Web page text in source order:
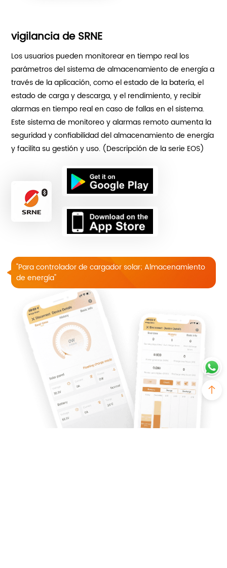
"Para controlador de cargador solar; Almacenamiento
de energía"
vigilancia de SRNE
Los usuarios pueden monitorear en tiempo real los
parámetros del sistema de almacenamiento de energía a
través de la aplicación, como el estado de la batería, el
estado de carga y descarga, y el rendimiento, y recibir
alarmas en tiempo real en caso de fallas en el sistema.
Este sistema de monitoreo y alarmas remoto aumenta la
seguridad y confiabilidad del almacenamiento de energía
y facilita su gestión y uso. (Descripción de la serie EOS)